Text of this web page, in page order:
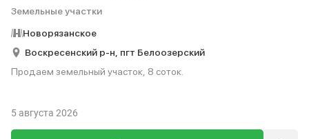
Земельные участки
Новорязанское
Воскресенский р-н, пгт Белоозерский
Продаем земельный участок, 8 соток.
5 августа 2026